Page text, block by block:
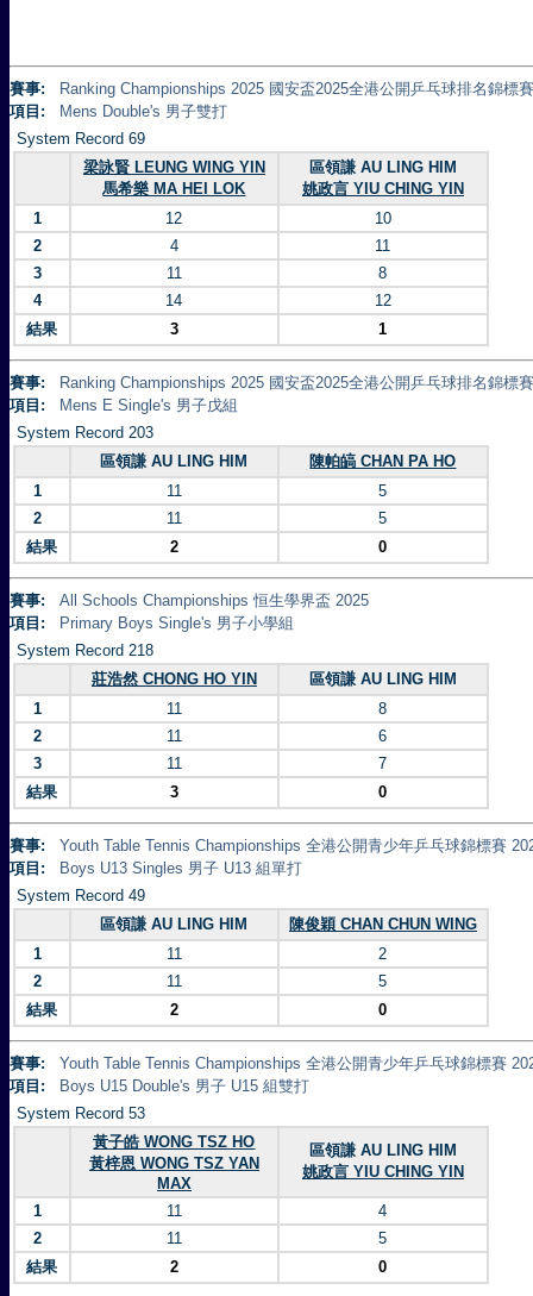
賽事:
Ranking Championships 2025 國安盃2025全港公開乒乓球排名錦標
項目:
Mens Double's 男子雙打
System Record 69
梁詠賢 LEUNG WING YIN
馬希樂 MA HEI LOK
區領謙 AU LING HIM
姚政言 YIU CHING YIN
1
12
10
2
4
11
3
11
8
4
14
12
結果
3 1
賽事:
Ranking Championships 2025 國安盃2025全港公開乒乓球排名錦標
項目:
Mens E Single's 男子戊組
System Record 203
區領謙 AU LING HIM
陳帕皜 CHAN PA HO
1
11
5
2
11
5
結果
2 0
賽事:
All Schools Championships 恒生學界盃 2025
項目:
Primary Boys Single's 男子小學組
System Record 218
莊浩然 CHONG HO YIN
區領謙 AU LING HIM
1
11
8
2
11
6
3
11
7
結果
3 0
賽事:
Youth Table Tennis Championships 全港公開青少年乒乓球錦標賽
項目:
Boys U13 Singles 男子 U13 組單打
System Record 49
區領謙 AU LING HIM
陳俊穎 CHAN CHUN WING
1
11
2
2
11
5
結果
2 0
賽事:
Youth Table Tennis Championships 全港公開青少年乒乓球錦標賽
項目:
Boys U15 Double's 男子 U15 組雙打
System Record 53
黃子皓 WONG TSZ HO
黃梓恩 WONG TSZ YAN
MAX
區領謙 AU LING HIM
姚政言 YIU CHING YIN
1 11
4
2
11
5
結果
2 0